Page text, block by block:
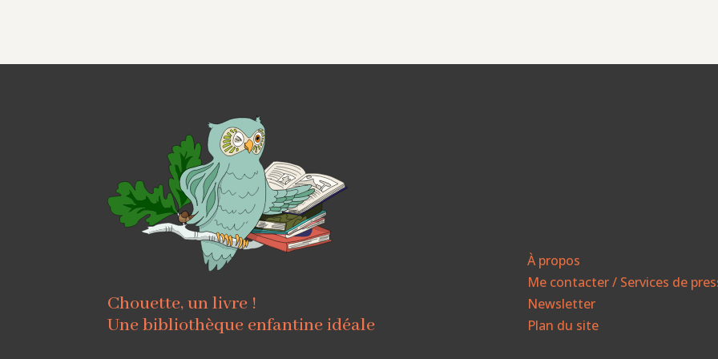
Chouette, un livre !
Une bibliothèque enfantine idéale
À propos
Me contacter / Services de
Newsletter
Plan du site